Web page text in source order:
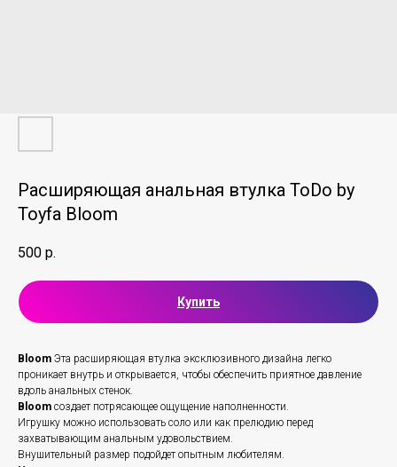
Расширяющая анальная втулка ToDo by
Toyfa Bloom
500 р.
Купить
Bloom Эта расширяющая втулка эксклюзивного дизайна легко
проникает внутрь и открывается, чтобы обеспечить приятное давление
вдоль анальных стенок.
Bloom создает потрясающее ощущение наполненности.
Игрушку можно использовать соло или как прелюдию перед
захватывающим анальным удовольствием.
Внушительный размер подойдет опытным любителям.